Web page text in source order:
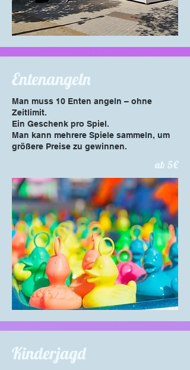
Entenangeln
Man muss 10 Enten angeln – ohne
Zeitlimit.
Ein Geschenk pro Spiel.
Man kann mehrere Spiele sammeln, um
größere Preise zu gewinnen.
ab 5€
Kinderjagd